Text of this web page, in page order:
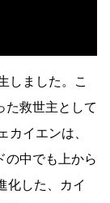
しました。こ
た救世主として
カイエンは、
の中でも上から
化した、カイ